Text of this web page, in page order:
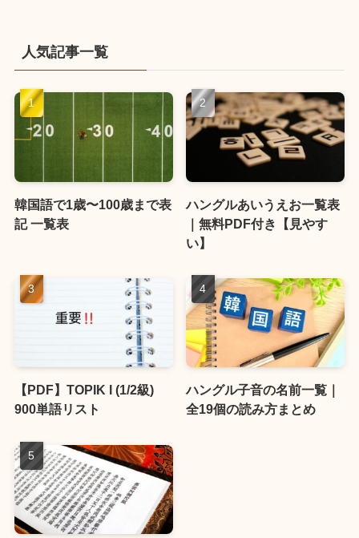
人気記事一覧
韓国語で1歳〜100歳まで表
記 一覧表
ハングルあいうえお一覧表
｜無料PDF付き【見やす
い】
【PDF】TOPIK I (1/2級)
900単語リスト
ハングル子音の名前一覧｜
全19個の読み方まとめ